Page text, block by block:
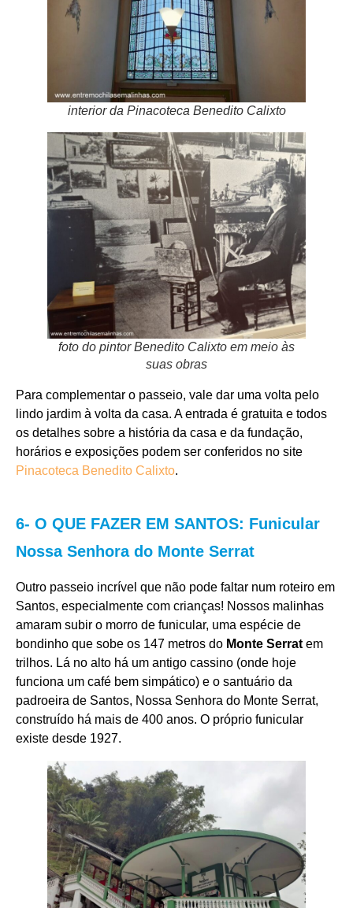
interior da Pinacoteca Benedito Calixto
foto do pintor Benedito Calixto em meio às
suas obras
Para complementar o passeio, vale dar uma volta pelo
lindo jardim à volta da casa. A entrada é gratuita e todos
os detalhes sobre a história da casa e da fundação,
horários e exposições podem ser conferidos no site
Pinacoteca Benedito Calixto.
6- O QUE FAZER EM SANTOS: Funicular
Nossa Senhora do Monte Serrat
Outro passeio incrível que não pode faltar num roteiro em
Santos, especialmente com crianças! Nossos malinhas
amaram subir o morro de funicular, uma espécie de
bondinho que sobe os 147 metros do Monte Serrat em
trilhos. Lá no alto há um antigo cassino (onde hoje
funciona um café bem simpático) e o santuário da
padroeira de Santos, Nossa Senhora do Monte Serrat,
construído há mais de 400 anos. O próprio funicular
existe desde 1927.